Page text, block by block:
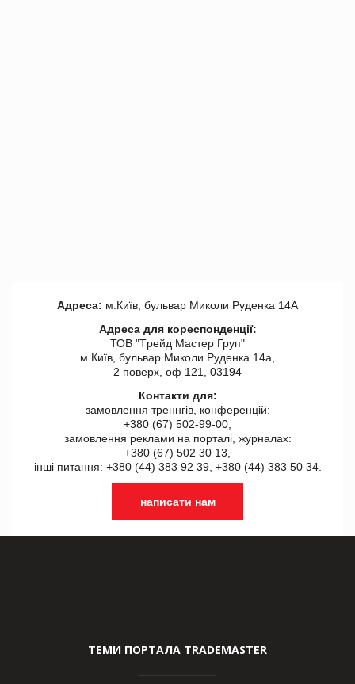
Адреса: м.Київ, бульвар Миколи Руденка 14А
Адреса для кореспонденції:
ТОВ "Tрейд Мастер Груп"
м.Київ, бульвар Миколи Руденка 14а,
2 поверх, оф 121, 03194
Контакти для:
замовлення треннгів, конференцій:
+380 (67) 502-99-00,
замовлення реклами на порталі, журналах:
+380 (67) 502 30 13,
інші питання: +380 (44) 383 92 39, +380 (44) 383 50 34.
написати нам
ТЕМИ ПОРТАЛА TRADEMASTER